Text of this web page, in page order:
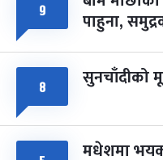
८ फागुपूर्णिमा
चैत्र ८, २०८३-Mar 22,
९ पाहुना,
८ सुनचाँदीको
मधेशमा